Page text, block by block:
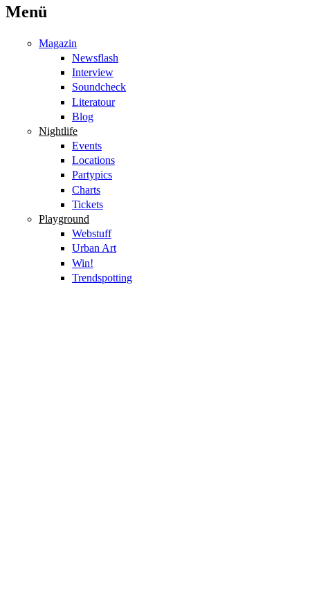
Menü
Magazin
Newsflash
Interview
Soundcheck
Literatour
Blog
Nightlife
Events
Locations
Partypics
Charts
Tickets
Playground
Webstuff
Urban Art
Win!
Trendspotting